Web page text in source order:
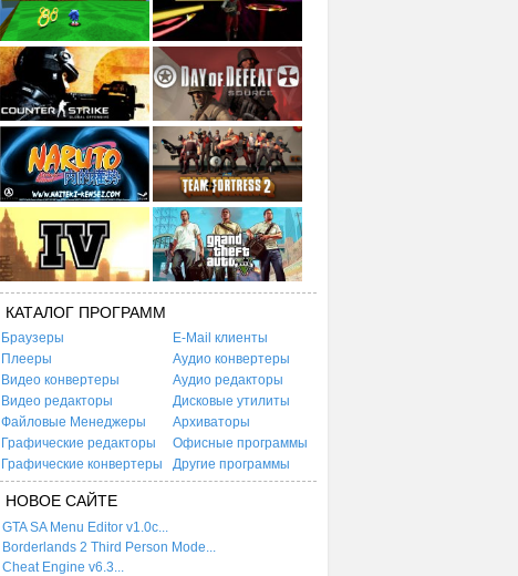
КАТАЛОГ ПРОГРАММ
Браузеры
E-Mail клиенты
Плееры
Аудио конвертеры
Видео конвертеры
Аудио редакторы
Видео редакторы
Дисковые утилиты
Файловые Менеджеры
Архиваторы
Графические редакторы
Офисные программы
Графические конвертеры
Другие программы
НОВОЕ САЙТЕ
GTA SA Menu Editor v1.0c...
Borderlands 2 Third Person Mode...
Cheat Engine v6.3...